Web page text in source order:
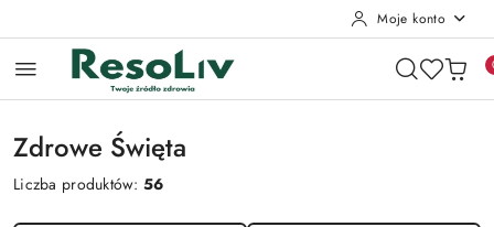
Moje konto
Zdrowe Święta
Liczba produktów:56